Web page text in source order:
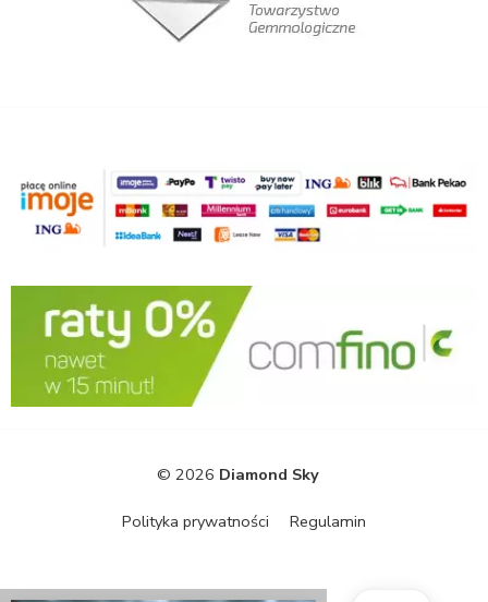
© 2026 Diamond Sky
Polityka prywatności Regulamin